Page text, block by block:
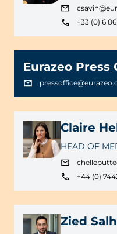
OFFICER
+33 (0) 6
Eurazeo Press
Claire
HEAD OF
+44 (0)
Zied